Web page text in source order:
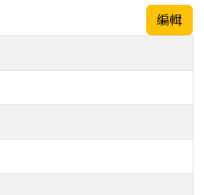
編輯